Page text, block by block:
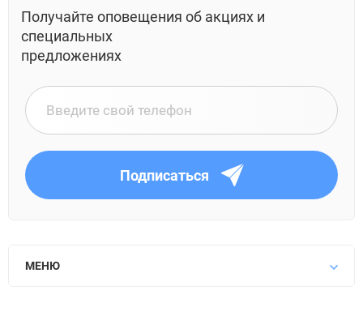
Получайте оповещения об акциях и
специальных
предложениях
Подписаться
МЕНЮ